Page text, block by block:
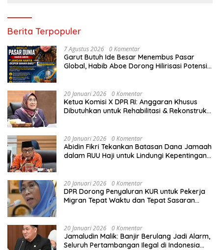
Berita Terpopuler
7 Agustus 2026 0 Komentar
Garut Butuh Ide Besar Menembus Pasar
Global, Habib Aboe Dorong Hilirisasi Potensi
20 Januari 2026 0 Komentar
Ketua Komisi X DPR RI: Anggaran Khusus
Dibutuhkan untuk Rehabilitasi & Rekonstruksi
20 Januari 2026 0 Komentar
Abidin Fikri Tekankan Batasan Dana Jamaah
dalam RUU Haji untuk Lindungi Kepentingan
20 Januari 2026 0 Komentar
DPR Dorong Penyaluran KUR untuk Pekerja
Migran Tepat Waktu dan Tepat Sasaran
20 Januari 2026 0 Komentar
Jamaludin Malik: Banjir Berulang Jadi Alarm,
Seluruh Pertambangan Ilegal di Indonesia